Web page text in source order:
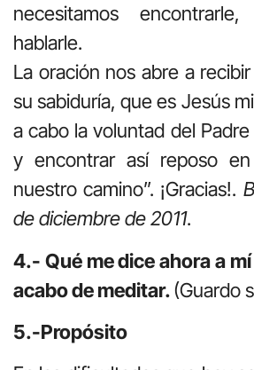
necesitamos
hablarle.
La oración nos abre a
su sabiduría, que es Jesús
a cabo la voluntad del
y encontrar así reposo
nuestro camino”. ¡Gracias!.
de diciembre de 2011.
4.- Qué me dice ahora a
acabo de meditar.(Guardo
5.-Propósito